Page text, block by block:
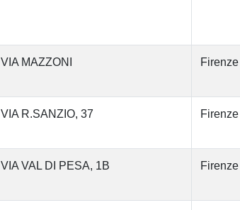
VIA MAZZONI Firenze
VIA R.SANZIO, 37 Firenze
VIA VAL DI PESA, 1B Firenze